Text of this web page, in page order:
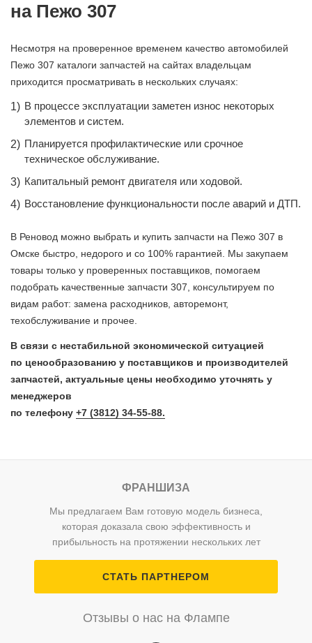
на Пежо 307
Несмотря на проверенное временем качество автомобилей
Пежо 307 каталоги запчастей на сайтах владельцам
приходится просматривать в нескольких случаях:
В процессе эксплуатации заметен износ некоторых
элементов и систем.
Планируется профилактические или срочное
техническое обслуживание.
Капитальный ремонт двигателя или ходовой.
Восстановление функциональности после аварий и ДТП.
В Реновод можно выбрать и купить запчасти на Пежо 307 в
Омске быстро, недорого и со 100% гарантией. Мы закупаем
товары только у проверенных поставщиков, помогаем
подобрать качественные запчасти 307, консультируем по
видам работ: замена расходников, авторемонт,
техобслуживание и прочее.
В связи с нестабильной экономической ситуацией
по ценообразованию у поставщиков и производителей
запчастей, актуальные цены необходимо уточнять у
менеджеров
по телефону +7 (3812) 34-55-88.
ФРАНШИЗА
Мы предлагаем Вам готовую модель бизнеса,
которая доказала свою эффективность и
прибыльность на протяжении нескольких лет
СТАТЬ ПАРТНЕРОМ
Отзывы о нас на Флампе